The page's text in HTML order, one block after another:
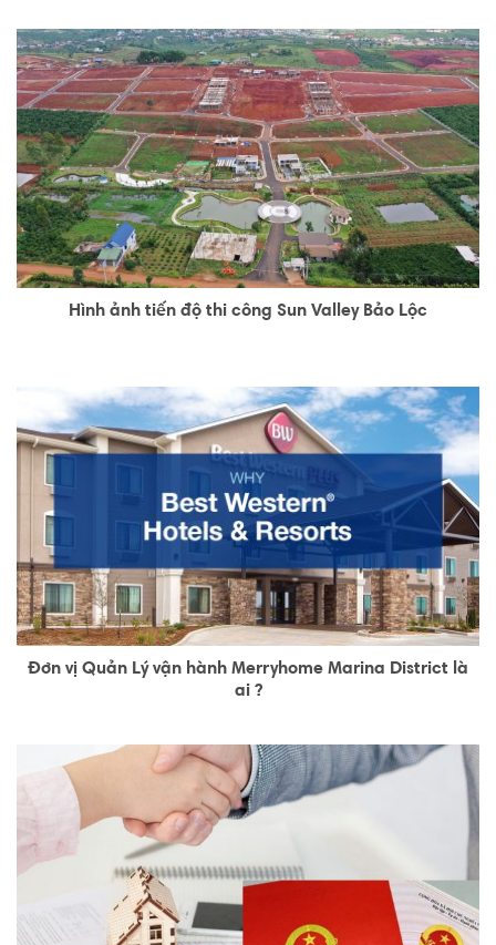
Hình ảnh tiến độ thi công Sun Valley Bảo Lộc
Đơn vị Quản Lý vận hành Merryhome Marina District là
ai ?